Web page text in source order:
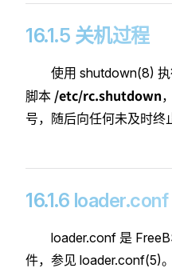
16.1.5 关机过程
使用 shutdown(8)
脚本 /etc/rc.shutdown
号，随后向任何未及时终
16.1.6
loader.conf 是
件，参见 loader.conf(5)